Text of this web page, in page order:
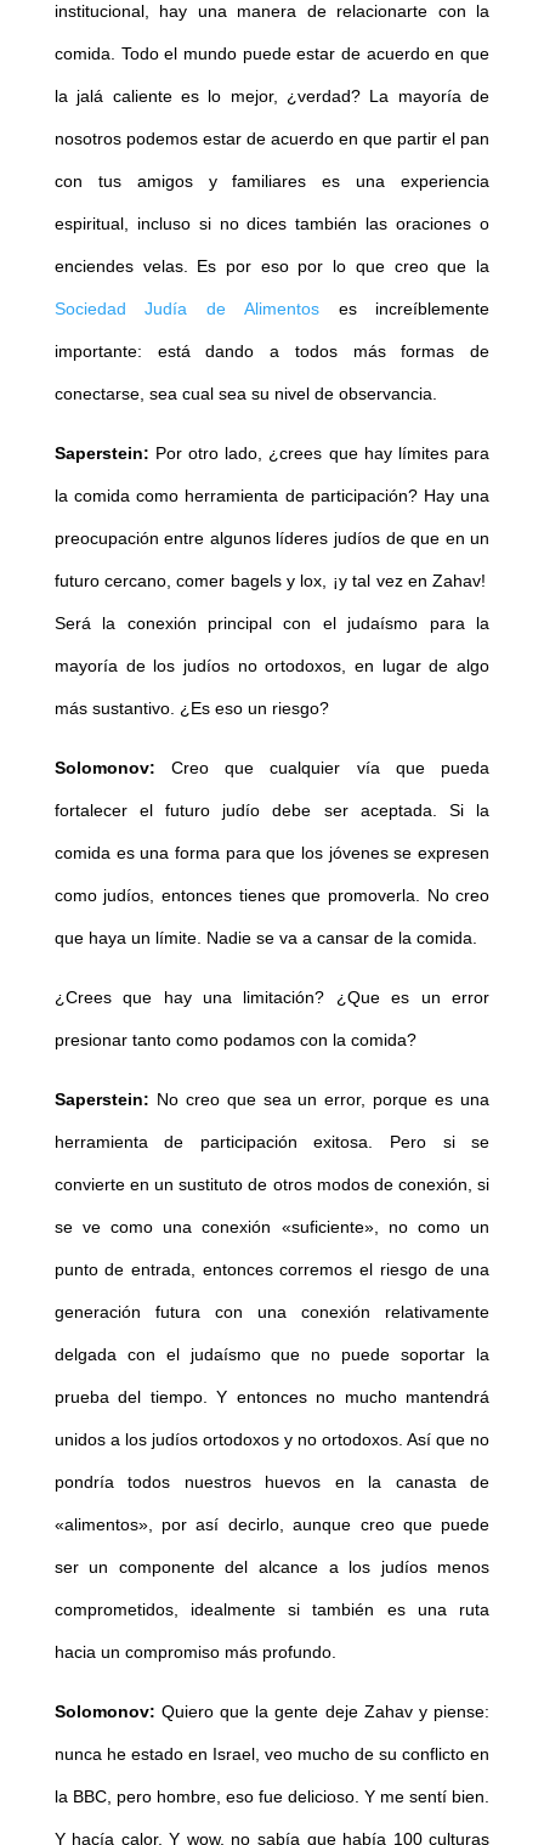
institucional, hay una manera de relacionarte con la
comida. Todo el mundo puede estar de acuerdo en que
la jalá caliente es lo mejor, ¿verdad? La mayoría de
nosotros podemos estar de acuerdo en que partir el pan
con tus amigos y familiares es una experiencia
espiritual, incluso si no dices también las oraciones o
enciendes velas. Es por eso por lo que creo que la
Sociedad Judía de Alimentoses increíblemente
importante: está dando a todos más formas de
conectarse, sea cual sea su nivel de observancia.
Saperstein: Por otro lado, ¿crees que hay límites para
la comida como herramienta de participación? Hay una
preocupación entre algunos líderes judíos de que en un
futuro cercano, comer bagels y lox, ¡y tal vez en Zahav!
Será la conexión principal con el judaísmo para la
mayoría de los judíos no ortodoxos, en lugar de algo
más sustantivo. ¿Es eso un riesgo?
Solomonov: Creo que cualquier vía que pueda
fortalecer el futuro judío debe ser aceptada. Si la
comida es una forma para que los jóvenes se expresen
como judíos, entonces tienes que promoverla. No creo
que haya un límite. Nadie se va a cansar de la comida.
¿Crees que hay una limitación? ¿Que es un error
presionar tanto como podamos con la comida?
Saperstein: No creo que sea un error, porque es una
herramienta de participación exitosa. Pero si se
convierte en un sustituto de otros modos de conexión, si
se ve como una conexión «suficiente», no como un
punto de entrada, entonces corremos el riesgo de una
generación futura con una conexión relativamente
delgada con el judaísmo que no puede soportar la
prueba del tiempo. Y entonces no mucho mantendrá
unidos a los judíos ortodoxos y no ortodoxos. Así que no
pondría todos nuestros huevos en la canasta de
«alimentos», por así decirlo, aunque creo que puede
ser un componente del alcance a los judíos menos
comprometidos, idealmente si también es una ruta
hacia un compromiso más profundo.
Solomonov: Quiero que la gente deje Zahav y piense:
nunca he estado en Israel, veo mucho de su conflicto en
la BBC, pero hombre, eso fue delicioso. Y me sentí bien.
Y hacía calor. Y wow, no sabía que había 100 culturas